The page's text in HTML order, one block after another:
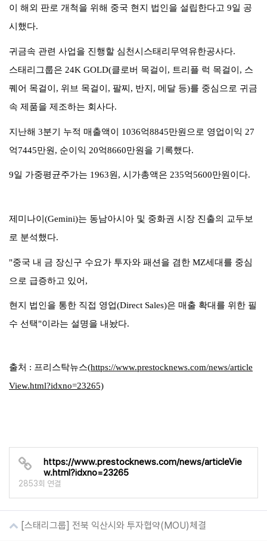
이 해외 판로 개척을 위해 중국 현지 법인을 설립한다고 9일 공
시했다.
귀금속 관련 사업을 진행할 심천시스태리무역유한공사다.
스태리그룹은 24K GOLD(클로버 목걸이 , 트리플 럭 목걸이 , 스
퀘어 목걸이 , 위브 목걸이 , 팔찌 , 반지 , 메달 등)를 중심으로 귀금
속 제품을 제조하는 회사다.
지난해 3분기 누적 매출액이 1036억8845만원으로 영업이익 27
억7445만원 , 순이익 20억8660만원을 기록했다.
9일 가중평균주가는 1963원, 시가총액은 235억5600만원이다.
제미나이 (Gemini)는 동남아시아 및 중화권 시장 진출의 교두보
로 분석했다.
"중국 내 금 장신구 수요가 투자와 패션을 겸한 MZ세대를 중심
으로 급증하고 있어,
현지 법인을 통한 직접 영업(Direct Sales)은 매출 확대를 위한 필
수 선택"이라는 설명을 내놨다.
출처 : 프리스탁뉴스(https://www.prestocknews.com/news/article
View.html?idxno=23265)
https://www.prestocknews.com/news/articleVie
w.html?idxno=23265
2853회 연결
[스태리그룹] 전북 익산시와 투자협약(MOU)체결